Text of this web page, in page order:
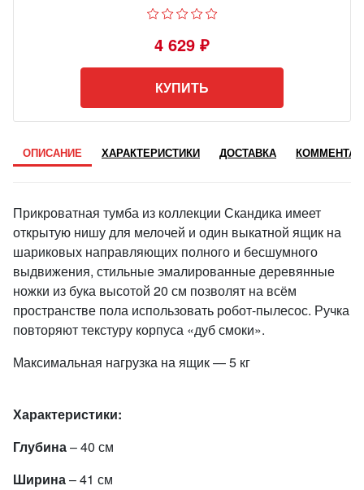
4 629 ₽
КУПИТЬ
ОПИСАНИЕ ХАРАКТЕРИСТИКИ ДОСТАВКА
Прикроватная тумба из коллекции Скандика имеет
открытую нишу для мелочей и один выкатной ящик на
шариковых направляющих полного и бесшумного
выдвижения, стильные эмалированные деревянные
ножки из бука высотой 20 см позволят на всём
пространстве пола использовать робот-пылесос. Ручка
повторяют текстуру корпуса «дуб смоки».
Максимальная нагрузка на ящик — 5 кг
Характеристики:
Глубина– 40 см
Ширина– 41 см